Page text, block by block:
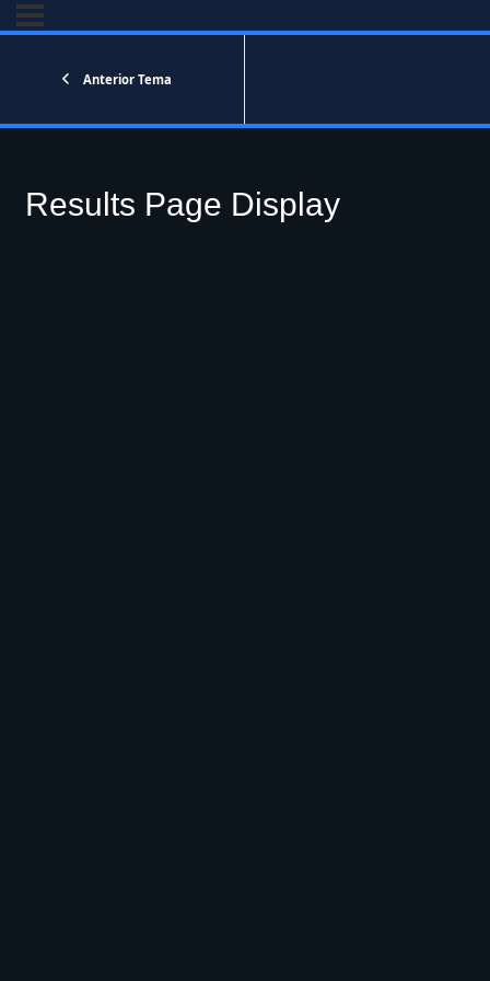
Anterior Tema
Results Page Display